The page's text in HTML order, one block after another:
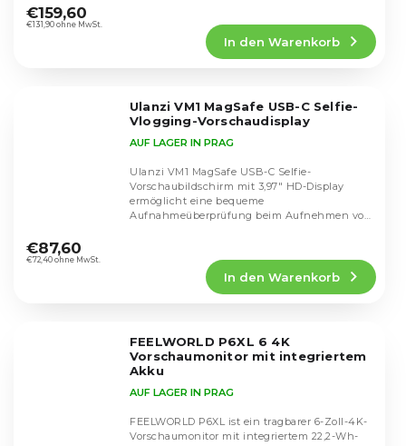
durchschnittliche
Produktbewertung
€131,90 ohne MwSt.
€159,60
In den Warenkorb
Ulanzi VM1 MagSafe USB-C Selfie-
Vlogging-Vorschaudisplay
durchschnittliche
Produktbewertung
AUF LAGER IN PRAG
€72,40 ohne MwSt.
€87,60
In den Warenkorb
Ulanzi VM1 MagSafe USB-C Selfie-
Vorschaubildschirm mit 3,97″ HD-Display
ermöglicht eine bequeme
Aufnahmeüberprüfung beim Aufnehmen von
FEELWORLD P6XL 6 4K
Vorschaumonitor mit integriertem
Akku
AUF LAGER IN PRAG
FEELWORLD P6XL ist ein tragbarer 6-Zoll-4K-
Vorschaumonitor mit integriertem 22,2-Wh-